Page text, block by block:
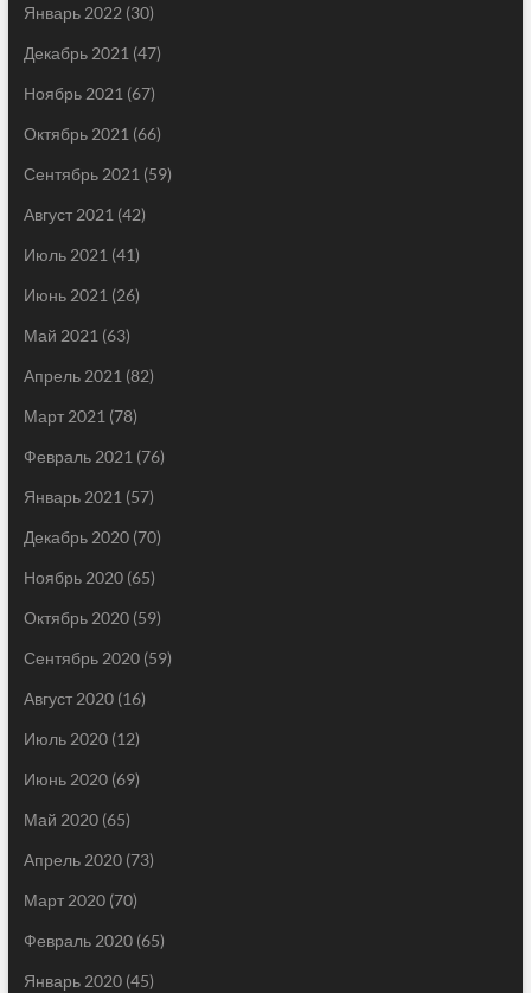
Январь 2022 (30)
Декабрь 2021 (47)
Ноябрь 2021 (67)
Октябрь 2021 (66)
Сентябрь 2021 (59)
Август 2021 (42)
Июль 2021 (41)
Июнь 2021 (26)
Май 2021 (63)
Апрель 2021 (82)
Март 2021 (78)
Февраль 2021 (76)
Январь 2021 (57)
Декабрь 2020(70)
Ноябрь 2020(65)
Октябрь 2020(59)
Сентябрь 2020(59)
Август 2020(16)
Июль 2020(12)
Июнь 2020(69)
Май 2020(65)
Апрель 2020(73)
Март 2020(70)
Февраль 2020(65)
Январь 2020(45)